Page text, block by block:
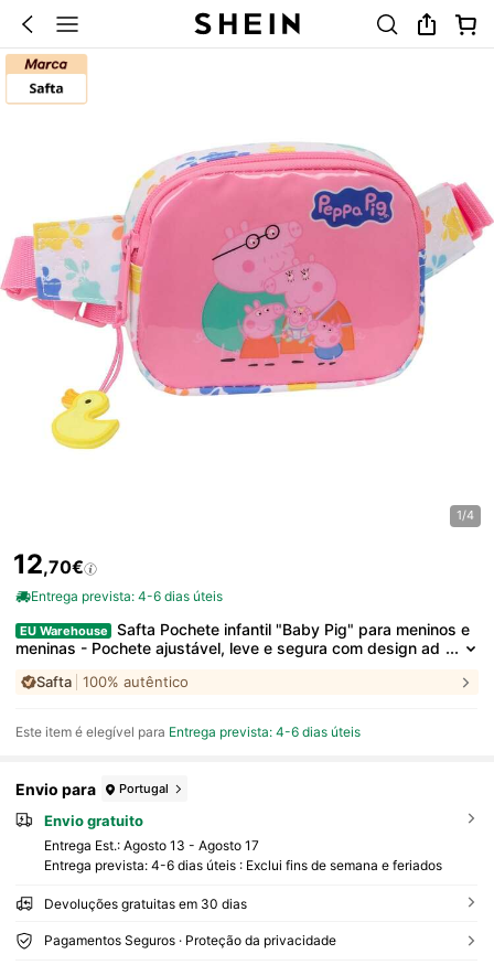
1/4
12,70€
Entrega prevista: 4-6 dias úteis
EU Warehouse
Safta Pochete infantil "Baby Pig" para meninos e
meninas - Pochete ajustável, leve e segura com design ad
ades ao ar livre ⚫ Frete grátis ✅ Entrega em 24/48 horas para
Safta 100% autêntico
Este item é elegível para Entrega prevista: 4-6 dias úteis
Envio para Portugal
Envio gratuito
Entrega Est.: Agosto 13 - Agosto 17
Entrega prevista: 4-6 dias úteis : Exclui fins de semana e feriados
Devoluções gratuitas em 30 dias
Pagamentos Seguros · Proteção da privacidade